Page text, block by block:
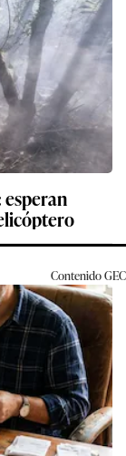
ContenidoGEC